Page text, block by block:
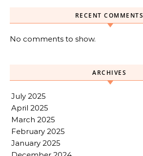
RECENT COMMENTS
No comments to show.
ARCHIVES
July 2025
April 2025
March 2025
February 2025
January 2025